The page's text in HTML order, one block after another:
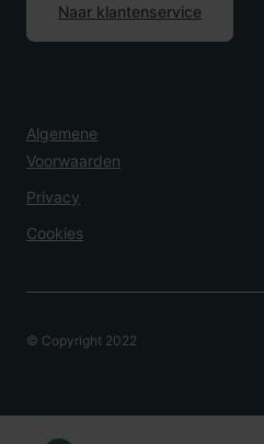
Naar klantenservice
Algemene
Voorwaarden
Privacy
Cookies
© Copyright 2022